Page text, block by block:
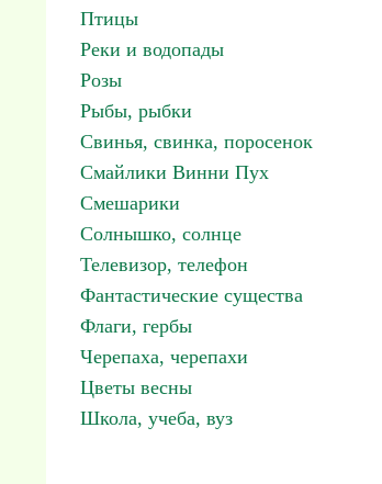
Птицы
Реки и водопады
Розы
Рыбы, рыбки
Свинья, свинка, поросенок
Смайлики Винни Пух
Смешарики
Солнышко, солнце
Телевизор, телефон
Фантастические существа
Флаги, гербы
Черепаха, черепахи
Цветы весны
Школа, учеба, вуз